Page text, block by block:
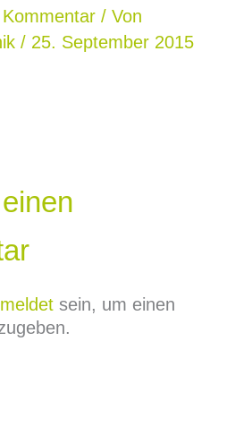
/ Von
/ 25. September 2015
sein, um einen